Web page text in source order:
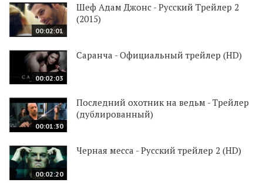
00:02:01
Шеф Адам Джонс - Русский Трейлер 2
(2015)
00:02:03
Саранча - Официальный трейлер (HD)
00:01:30
Последний охотник на ведьм - Трейлер
(дублированный)
00:02:20
Черная месса - Русский трейлер 2 (HD)